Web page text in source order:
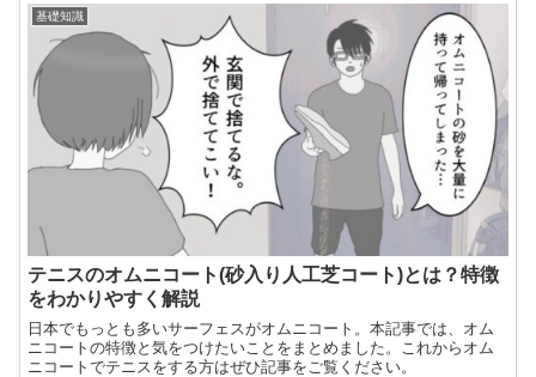
基礎知識
テニスのオムニコート(砂入り人工芝コート)とは？特徴
をわかりやすく解説
日本でもっとも多いサーフェスがオムニコート。本記事では、オム
ニコートの特徴と気をつけたいことをまとめました。これからオム
ニコートでテニスをする方はぜひ記事をご覧ください。